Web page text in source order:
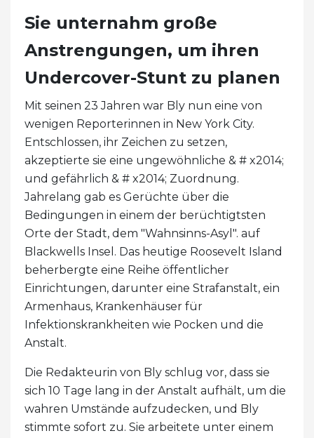
Sie unternahm große
Anstrengungen, um ihren
Undercover-Stunt zu planen
Mit seinen 23 Jahren war Bly nun eine von
wenigen Reporterinnen in New York City.
Entschlossen, ihr Zeichen zu setzen,
akzeptierte sie eine ungewöhnliche & # x2014;
und gefährlich & # x2014; Zuordnung.
Jahrelang gab es Gerüchte über die
Bedingungen in einem der berüchtigtsten
Orte der Stadt, dem "Wahnsinns-Asyl". auf
Blackwells Insel. Das heutige Roosevelt Island
beherbergte eine Reihe öffentlicher
Einrichtungen, darunter eine Strafanstalt, ein
Armenhaus, Krankenhäuser für
Infektionskrankheiten wie Pocken und die
Anstalt.
Die Redakteurin von Bly schlug vor, dass sie
sich 10 Tage lang in der Anstalt aufhält, um die
wahren Umstände aufzudecken, und Bly
stimmte sofort zu. Sie arbeitete unter einem